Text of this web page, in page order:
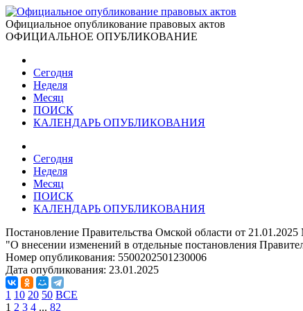
Официальное опубликование правовых актов
ОФИЦИАЛЬНОЕ ОПУБЛИКОВАНИЕ
Сегодня
Неделя
Месяц
ПОИСК
КАЛЕНДАРЬ ОПУБЛИКОВАНИЯ
Сегодня
Неделя
Месяц
ПОИСК
КАЛЕНДАРЬ ОПУБЛИКОВАНИЯ
Постановление Правительства Омской области от
"О внесении изменений в отдельные постановления
Номер опубликования: 5500202501230006
Дата опубликования: 23.01.2025
1 10 20 50 ВСЕ
1 2 3 4 ... 82